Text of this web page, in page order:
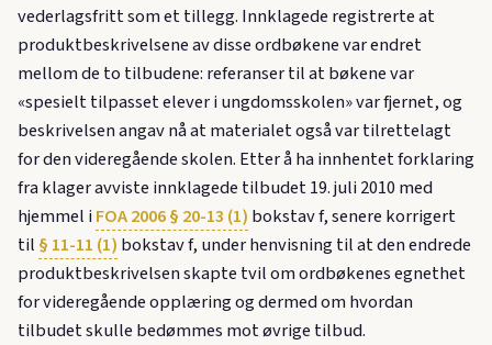
vederlagsfritt som et tillegg. Innklagede registrerte at
produktbeskrivelsene av disse ordbøkene var endret
mellom de to tilbudene: referanser til at bøkene var
«spesielt tilpasset elever i ungdomsskolen» var fjernet, og
beskrivelsen angav nå at materialet også var tilrettelagt
for den videregående skolen. Etter å ha innhentet forklaring
fra klager avviste innklagede tilbudet 19. juli 2010 med
hjemmel iFOA 2006 § 20-13 (1) bokstav f, senere korrigert
til § 11-11 (1) bokstav f, under henvisning til at den endrede
produktbeskrivelsen skapte tvil om ordbøkenes egnethet
for videregående opplæring og dermed om hvordan
tilbudet skulle bedømmes mot øvrige tilbud.